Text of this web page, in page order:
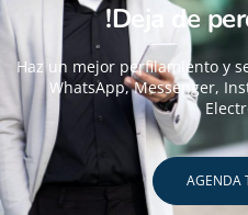
!Deja de
Haz un mejor perfilamiento y
WhatsApp, Messenger,
AGENDA